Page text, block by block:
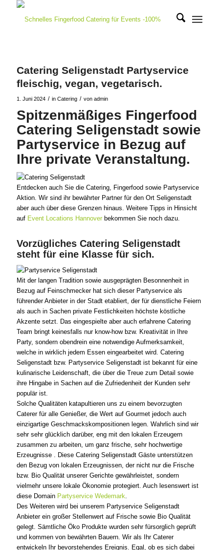
Catering Seligenstadt Partyservice
fleischig, vegan, vegetarisch.
1. Juni 2024 / in Catering / von admin
Spitzenmäßiges Fingerfood
Catering Seligenstadt sowie
Partyservice in Bezug auf
Ihre private Veranstaltung.
Entdecken auch Sie die Catering, Fingerfood sowie Partyservice
Aktion. Wir sind ihr bewährter Partner für den Ort Seligenstadt
aber auch über diese Grenzen hinaus. Weitere Tipps in Hinsicht
auf Event Locations Hannoverbekommen Sie noch dazu.
Vorzügliches Catering Seligenstadt
steht für eine Klasse für sich.
Mit der langen Tradition sowie ausgeprägten Besonnenheit in
Bezug auf Feinschmecker hat sich dieser Partyservice als
führender Anbieter in der Stadt etabliert, der für dienstliche Feiern
als auch in Sachen private Festlichkeiten höchste köstliche
Akzente setzt. Das eingespielte aber auch erfahrene Catering
Team bringt keinesfalls nur know-how bzw. Kreativität in Ihre
Party, sondern obendrein eine notwendige Aufmerksamkeit,
welche in wirklich jedem Essen eingearbeitet wird. Catering
Seligenstadt bzw. Partyservice Seligenstadt ist bekannt für eine
kulinarische Leidenschaft, die über die Treue zum Detail sowie
ihre Hingabe in Sachen auf die Zufriedenheit der Kunden sehr
populär ist.
Solche Qualitäten katapultieren uns zu einem bevorzugten
Caterer für alle Genießer, die Wert auf Gourmet jedoch auch
einzigartige Geschmackskompositionen legen. Wahrlich sind wir
sehr sehr glücklich darüber, eng mit den lokalen Erzeugern
zusammen zu arbeiten, um ganz frische, sehr hochwertige
Erzeugnisse . Diese Catering Seligenstadt Gäste unterstützen
den Bezug von lokalen Erzeugnissen, der nicht nur die Frische
bzw. Bio Qualität unserer Gerichte gewährleistet, sondern
vielmehr unsere lokale Ökonomie protegiert. Auch lesenswert ist
diese Domain Partyservice Wedemark.
Des Weiteren wird bei unserem Partyservice Seligenstadt
Anbieter ein großer Stellenwert auf Frische sowie Bio Qualität
gelegt. Sämtliche Öko Produkte wurden sehr fürsorglich geprüft
und kommen von bewährten Bauern. Wir als Ihr Caterer
entwickeln Ihr bevorstehendes Ereignis. Egal, ob es sich dabei